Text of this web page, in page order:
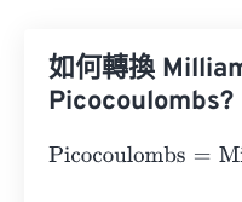
如何轉換
Picocoulombs?
Picocoulombs=